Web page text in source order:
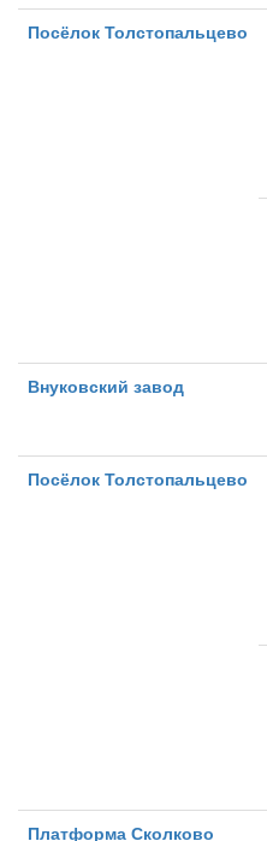
Посёлок Толстопальцево
Внуковский завод
Посёлок Толстопальцево
Платформа Сколково